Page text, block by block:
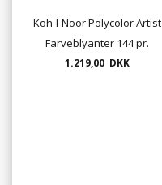
Koh-I-Noor Polycolor Artist
Farveblyanter 144 pr.
æske ( leveres i 2 æsker a
1.219,00 DKK